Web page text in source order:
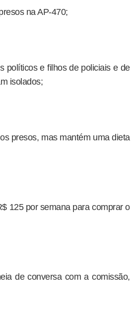
na AP-470;
políticos e filhos de policiais e de
isolados;
presos, mas mantém uma dieta
125 por semana para comprar o
de conversa com a comissão,